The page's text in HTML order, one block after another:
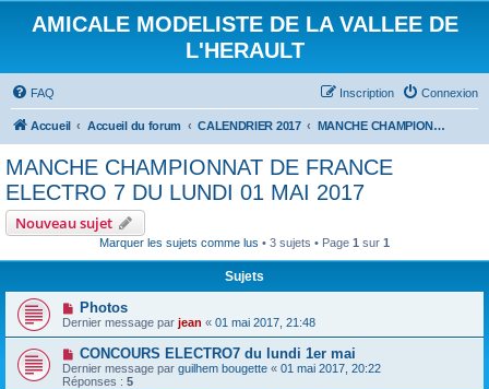
AMICALE MODELISTE DE LA VALLEE DE
L'HERAULT
FAQ Connexion
Inscription
Accueil Accueil du forum CALENDRIER 2017 MANCHE CHAMPIONNAT DE FRANCE ELECTRO 7 DU LUNDI 01 MAI 2017
MANCHE CHAMPIONNAT DE FRANCE
ELECTRO 7 DU LUNDI 01 MAI 2017
Nouveau sujet
Marquer les sujets comme lus • 3 sujets • Page 1 sur 1
Sujets
Photos
Dernier message par jean « 01 mai 2017, 21:48
CONCOURS ELECTRO7 du lundi 1er mai
Dernier message par guilhem bougette « 01 mai 2017, 20:22
Réponses : 5